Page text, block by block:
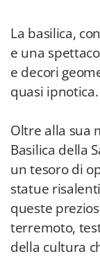
La basilica,
e una
e decori
quasi ipnotica.
Oltre alla sua
Basilica della
un tesoro di
statue
queste
terremoto,
della cultura